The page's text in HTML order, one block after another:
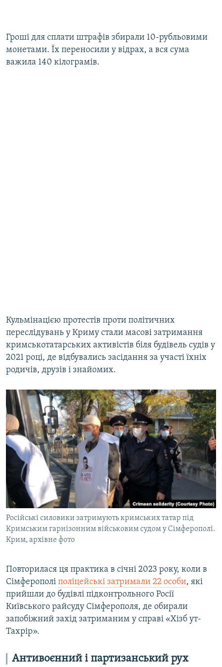
Гроші для сплати штрафів збирали 10-рубльовими
монетами. Їх переносили у відрах, а вся сума
важила 140 кілограмів.
Кульмінацією протестів проти політичних
переслідувань у Криму стали масові затримання
кримськотатарських активістів біля будівель судів у
2021 році, де відбувались засідання за участі їхніх
родичів, друзів і знайомих.
Російські силовики затримують кримських татар під
Кримським гарнізонним військовим судом у Сімферополі.
Крим, архівне фото
Повторилася ця практика в січні 2023 року, коли в
Сімферополі поліцейські затримали 22 особи, які
прийшли до будівлі підконтрольного Росії
Київського райсуду Сімферополя, де обирали
запобіжний захід затриманим у справі «Хізб ут-
Тахрір».
Антивоєнний і партизанський рух